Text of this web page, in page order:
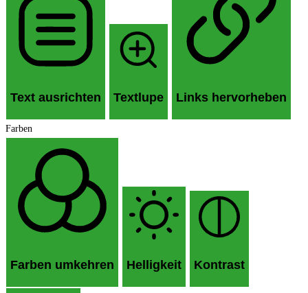
Text ausrichten Textlupe Links hervorheben
Farben
Farben umkehren Helligkeit Kontrast